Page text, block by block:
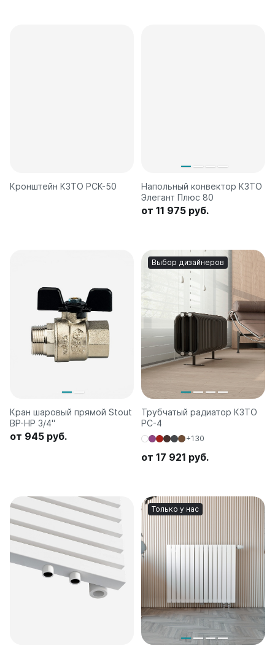
Кронштейн КЗТО РСК-50
Напольный конвектор КЗТО
Элегант Плюс 80
от 11 975 руб.
Кран шаровый прямой Stout
ВР-HР 3/4"
от 945 руб.
Выбор дизайнеров
Трубчатый радиатор КЗТО
РС-4
+130
от 17 921 руб.
Только у нас